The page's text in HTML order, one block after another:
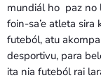
mundiál ho paz no
foin-sa’e atleta sira
futeból, atu
desportivu, para
ita nia futeból rai